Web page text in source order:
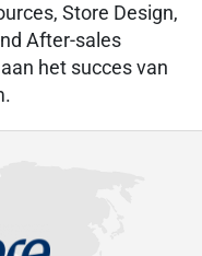
Store Design,
After-sales
het succes van